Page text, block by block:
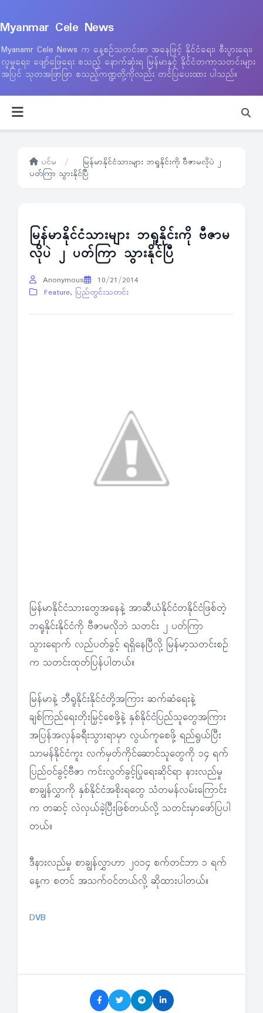
Myanmar Cele News
Myanamr Cele News က နေ့စဉ်သတင်းစာ အနေဖြင့် နိုင်ငံရေး၊ စီးပွားရေး၊
လူမှုရေး၊ ဖျော်ဖြေရေး စသည့် နောက်ဆုံးရ မြန်မာနှင့် နိုင်ငံတကာသတင်းများ
အပြင် သုတအဖြာဖြာ စသည့်ကဏ္ဍတို့ကိုလည်း တင်ပြပေးထား ပါသည်။
ပင်မ /
မြန်မာနိုင်ငံသားများ ဘရူနိုင်းကို ဗီဇာမလိုပဲ ၂
ပတ်ကြာ သွားနိုင်ပြီ
မြန်မာနိုင်ငံသားများ ဘရူနိုင်းကို ဗီဇာမ
လိုပဲ ၂ ပတ်ကြာ သွားနိုင်ပြီ
Anonymous
10/21/2014
Feature, ပြည်တွင်းသတင်း
မြန်မာနိုင်ငံသားတွေအနေနဲ့ အာဆီယံနိုင်ငံတနိုင်ငံဖြစ်တဲ့
ဘရူနိုင်းနိုင်ငံကို ဗီဇာမလိုဘဲ သတင်း ၂ ပတ်ကြာ
သွားရောက် လည်ပတ်ခွင့် ရရှိနေပြီလို့ မြန်မာ့သတင်းစဉ်
က သတင်းထုတ်ပြန်ပါတယ်။
မြန်မာနဲ့ ဘီရူနိုင်းနိုင်ငံတို့အကြား ဆက်ဆံရေးနဲ့
ချစ်ကြည်ရေးတိုးမြှင့်စေဖို့နဲ့ နှစ်နိုင်ငံပြည်သူတွေအကြား
အပြန်အလှန်ခရီးသွားရာမှာ လွယ်ကူစေဖို့ ရည်ရွယ်ပြီး
သာမန်နိုင်ငံကူး လက်မှတ်ကိုင်ဆောင်သူတွေကို ၁၄ ရက်
ပြည်ဝင်ခွင့်ဗီဇာ ကင်းလွတ်ခွင့်ပြုရေးဆိုင်ရာ နားလည်မှု
စာချွန်လွှာကို နှစ်နိုင်ငံအစိုးရတွေ သံတမန်လမ်းကြောင်း
က တဆင့် လဲလှယ်ခဲ့ပြီးဖြစ်တယ်လို့ သတင်းမှာဖော်ပြပါ
တယ်။
ဒီနားလည်မှု စာချွန်လွှာဟာ ၂၀၁၄ စက်တင်ဘာ ၁ ရက်
နေ့က စတင် အသက်ဝင်တယ်လို့ ဆိုထားပါတယ်။
DVB